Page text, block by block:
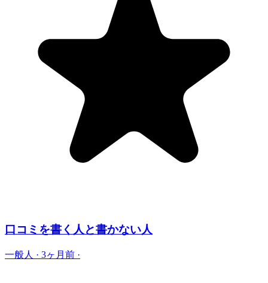
口コミを書く人と書かない人
一般人 · 3ヶ月前 ·